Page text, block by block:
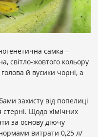
самка –
світло-жовтого кольору
й вусики чорні, а
захисту від попелиці
Щодо хімічних
за основу діючу
витрати 0,25 л/